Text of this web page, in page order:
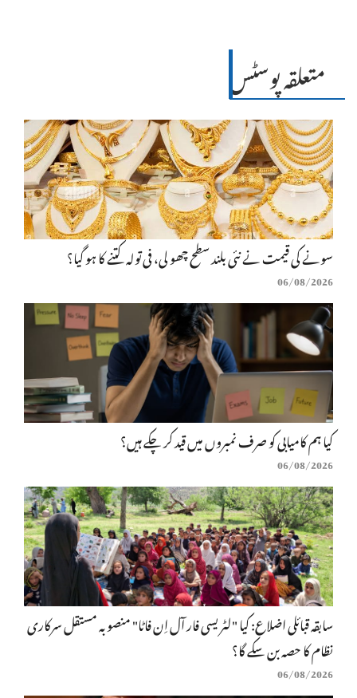
متعلقہ پوسٹس
سونے کی قیمت نے نئی بلند سطح چھو لی، فی تولہ کتنے کا ہو گیا؟
06/08/2026
کیا ہم کامیابی کو صرف نمبروں میں قید کر چکے ہیں؟
06/08/2026
سابقہ قبائلی اضلاع: کیا "لٹریسی فار آل اِن فاٹا" منصوبہ مستقل سرکاری
نظام کا حصہ بن سکے گا؟
06/08/2026